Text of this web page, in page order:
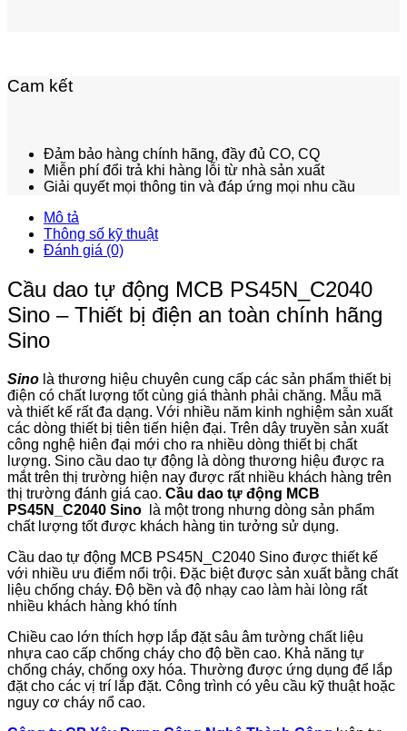
Cam kết
Đảm bảo hàng chính hãng, đầy đủ CO, CQ
Miễn phí đổi trả khi hàng lỗi từ nhà sản xuất
Giải quyết mọi thông tin và đáp ứng mọi nhu cầu
Mô tả
Thông số kỹ thuật
Đánh giá (0)
Cầu dao tự động MCB PS45N_C2040
Sino – Thiết bị điện an toàn chính hãng
Sino
Sino là thương hiệu chuyên cung cấp các sản phẩm thiết bị
điện có chất lượng tốt cùng giá thành phải chăng. Mẫu mã
và thiết kế rất đa dạng. Với nhiều năm kinh nghiệm sản xuất
các dòng thiết bị tiên tiến hiện đại. Trên dây truyền sản xuất
công nghệ hiên đại mới cho ra nhiều dòng thiết bị chất
lượng. Sino cầu dao tự động là dòng thương hiệu được ra
mắt trên thị trường hiện nay được rất nhiều khách hàng trên
thị trường đánh giá cao. Cầu dao tự động MCB
PS45N_C2040 Sino
là một trong nhưng dòng sản phẩm
chất lượng tốt được khách hàng tin tưởng sử dụng.
Cầu dao tự động MCB PS45N_C2040 Sino được thiết kế
với nhiều ưu điểm nổi trội. Đặc biệt được sản xuất bằng chất
liệu chống cháy. Độ bền và độ nhạy cao làm hài lòng rất
nhiều khách hàng khó tính
Chiều cao lớn thích hợp lắp đặt sâu âm tường chất liệu
nhựa cao cấp chống cháy cho độ bền cao. Khả năng tự
chống cháy, chống oxy hóa. Thường được ứng dụng để lắp
đặt cho các vị trí lắp đặt. Công trình có yêu cầu kỹ thuật hoặc
nguy cơ cháy nổ cao.